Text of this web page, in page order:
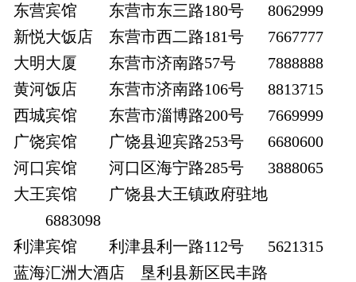
东营宾馆
东营市东三路180号
8062999
新悦大饭店
东营市西二路181号
7667777
大明大厦
东营市济南路57号
7888888
黄河饭店
东营市济南路106号
8813715
西城宾馆
东营市淄博路200号
7669999
广饶宾馆
广饶县迎宾路253号
6680600
河口宾馆
河口区海宁路285号
3888065
大王宾馆
广饶县大王镇政府驻地
6883098
利津宾馆
利津县利一路112号
5621315
蓝海汇洲大酒店
垦利县新区民丰路